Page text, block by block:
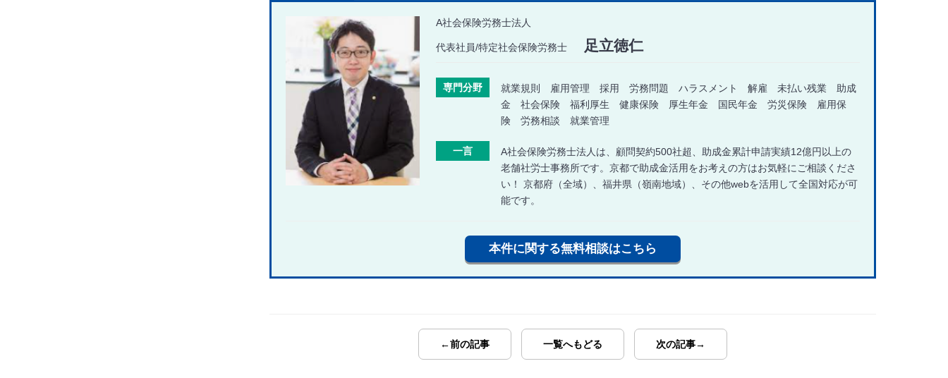
A社会保険労務士法人
代表社員/特定社会保険労務士 足立徳仁
専門分野
就業規則 雇用管理 採用 労務問題 ハラスメント 解雇 未払い残業 助成
金 社会保険 福利厚生 健康保険 厚生年金 国民年金 労災保険 雇用保
険 労務相談 就業管理
一言
A社会保険労務士法人は、顧問契約500社超、助成金累計申請実績12億円以上の
老舗社労士事務所です。京都で助成金活用をお考えの方はお気軽にご相談くださ
い！ 京都府（全域）、福井県（嶺南地域）、その他webを活用して全国対応が可
能です。
本件に関する無料相談はこちら
←前の記事 一覧へもどる 次の記事→